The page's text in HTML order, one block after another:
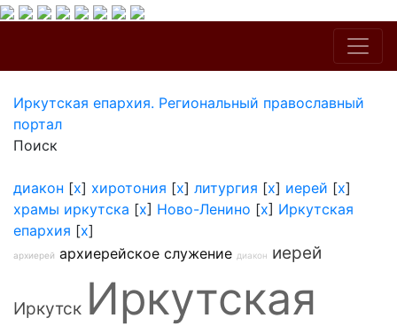
Иркутская епархия. Региональный православный
портал
Поиск
диакон [x] хиротония [x] литургия [x] иерей [x]
храмы иркутска [x] Ново-Ленино [x] Иркутская
епархия [x]
архиерей архиерейское служение диакон иерей
Иркутск Иркутская